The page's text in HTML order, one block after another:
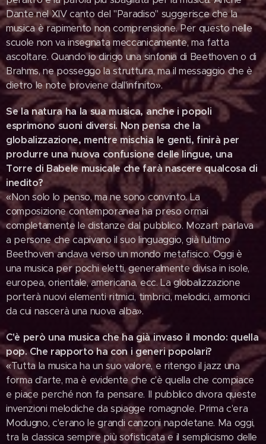
Dante nel XIV canto del "Paradiso" suggerisce che la
musica è rapimento non comprensione. Per questo nelle
scuole non va insegnata meccanicamente, ma fatta
ascoltare. Quando io dirigo una sinfonia di Beethoven o di
Brahms, ne posseggo la struttura, ma il messaggio che è
dietro le note proviene dall'infinito».
Se la natura ha la sua musica, anche i popoli
esprimono suoni diversi. Non pensa che la
globalizzazione, mentre mischia le genti, finirà per
produrre una nuova confusione delle lingue, una
Torre di Babele musicale che farà nascere qualcosa di
inedito?
«Non solo lo penso, ma ne sono convinto. La
composizione contemporanea ha preso ormai
completamente le distanze dal pubblico. Mozart parlava
a persone che capivano il suo linguaggio, già l'ultimo
Beethoven andava verso un mondo metafisico. Oggi è
una musica per pochi eletti, generalmente divisa in isole,
europea, orientale, americana, ecc. La globalizzazione
porterà nuovi elementi ritmici, timbrici, melodici, armonici
da cui nascerà una nuova alba».
C'è però una musica che ha già invaso il mondo: quella
pop. Che rapporto ha con i generi popolari?
«Tutta la musica ha un suo valore, e ritengo il jazz una
forma d'arte, ma è evidente che c'è quella che compiace
e piace perché non fa pensare. Il pubblico divora queste
invenzioni melodiche da spiagge romagnole. Prima c'era
Modugno, c'erano le grandi canzoni napoletane. Ma oggi,
tra la classica sempre più sofisticata e il semplicismo delle